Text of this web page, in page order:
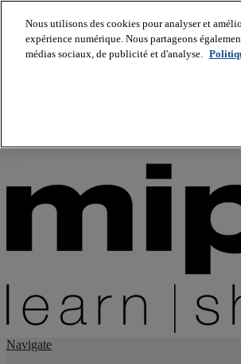
About us
Navigate
Nous utilisons des cookies pour analyser et
expérience numérique. Nous partageons
médias sociaux, de publicité et d'analyse.